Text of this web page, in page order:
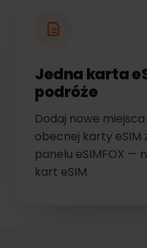
Jedna karta
podróże
Dodaj nowe
obecnej karty
panelu eSIMFOX —
kart eSIM.